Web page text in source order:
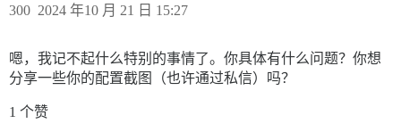
2024 年10 月 21 日 15:27
300
嗯，我记不起什么特别的事情了。你具体有什么问题？你想
分享一些你的配置截图（也许通过私信）吗？
1 个赞